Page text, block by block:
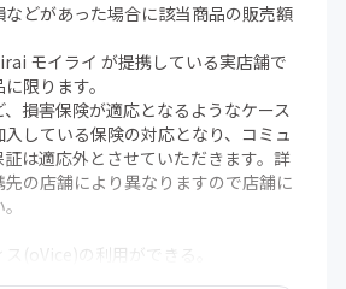
どがあった場合に該当商品の販売額
モイライ が提携している実店舗で
限ります。
損害保険が適応となるようなケース
している保険の対応となり、コミュ
は適応外とさせていただきます。詳
の店舗により異なりますので店舗に
(oVice)の利用ができる。